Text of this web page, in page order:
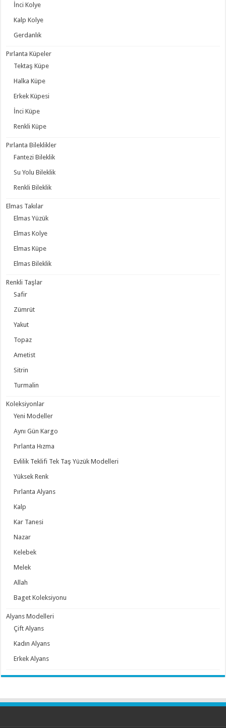
İnci Kolye
Kalp Kolye
Gerdanlık
Pırlanta Küpeler
Tektaş Küpe
Halka Küpe
Erkek Küpesi
İnci Küpe
Renkli Küpe
Pırlanta Bileklikler
Fantezi Bileklik
Su Yolu Bileklik
Renkli Bileklik
Elmas Takılar
Elmas Yüzük
Elmas Kolye
Elmas Küpe
Elmas Bileklik
Renkli Taşlar
Safir
Zümrüt
Yakut
Topaz
Ametist
Sitrin
Turmalin
Koleksiyonlar
Yeni Modeller
Aynı Gün Kargo
Pırlanta Hızma
Evlilik Teklifi Tek Taş Yüzük Modelleri
Yüksek Renk
Pırlanta Alyans
Kalp
Kar Tanesi
Nazar
Kelebek
Melek
Allah
Baget Koleksiyonu
Alyans Modelleri
Çift Alyans
Kadın Alyans
Erkek Alyans